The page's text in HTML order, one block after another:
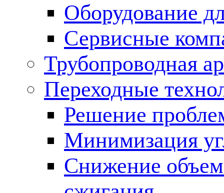
Оборудование
Сервисные
Трубопроводная
Переходные
Решение
Минимизация
Снижение